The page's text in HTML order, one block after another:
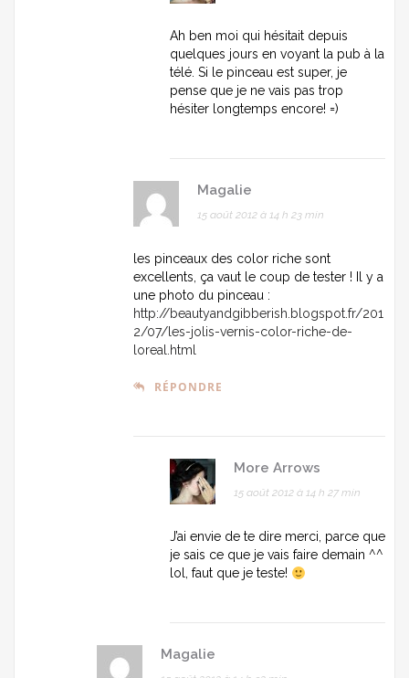
Ah ben moi qui hésitait depuis
quelques jours en voyant la pub à la
télé. Si le pinceau est super, je
pense que je ne vais pas trop
hésiter longtemps encore! =)
Magalie
15 août 2012 à 14 h 23 min
les pinceaux des color riche sont
excellents, ça vaut le coup de tester ! Il y a
une photo du pinceau :
http://beautyandgibberish.blogspot.fr/201
2/07/les-jolis-vernis-color-riche-de-
loreal.html
RÉPONDRE
More Arrows
15 août 2012 à 14 h 27 min
J’ai envie de te dire merci, parce que
je sais ce que je vais faire demain ^^
lol, faut que je teste!
Magalie